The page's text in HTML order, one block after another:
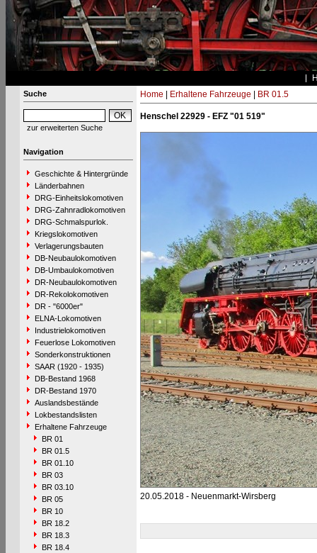
Suche
zur erweiterten Suche
Navigation
Geschichte & Hintergründe
Länderbahnen
DRG-Einheitslokomotiven
DRG-Zahnradlokomotiven
DRG-Schmalspurlok.
Kriegslokomotiven
Verlagerungsbauten
DB-Neubaulokomotiven
DB-Umbaulokomotiven
DR-Neubaulokomotiven
DR-Rekolokomotiven
DR - "6000er"
ELNA-Lokomotiven
Industrielokomotiven
Feuerlose Lokomotiven
Sonderkonstruktionen
SAAR (1920 - 1935)
DB-Bestand 1968
DR-Bestand 1970
Auslandsbestände
Lokbestandslisten
Erhaltene Fahrzeuge
BR 01
BR 01.5
BR 01.10
BR 03
BR 03.10
BR 05
BR 10
BR 18.2
BR 18.3
BR 18.4
Home Erhaltene Fahrzeuge BR 01.5
Henschel 22929 - EFZ "01 519"
20.05.2018 - Neuenmarkt-Wirsberg